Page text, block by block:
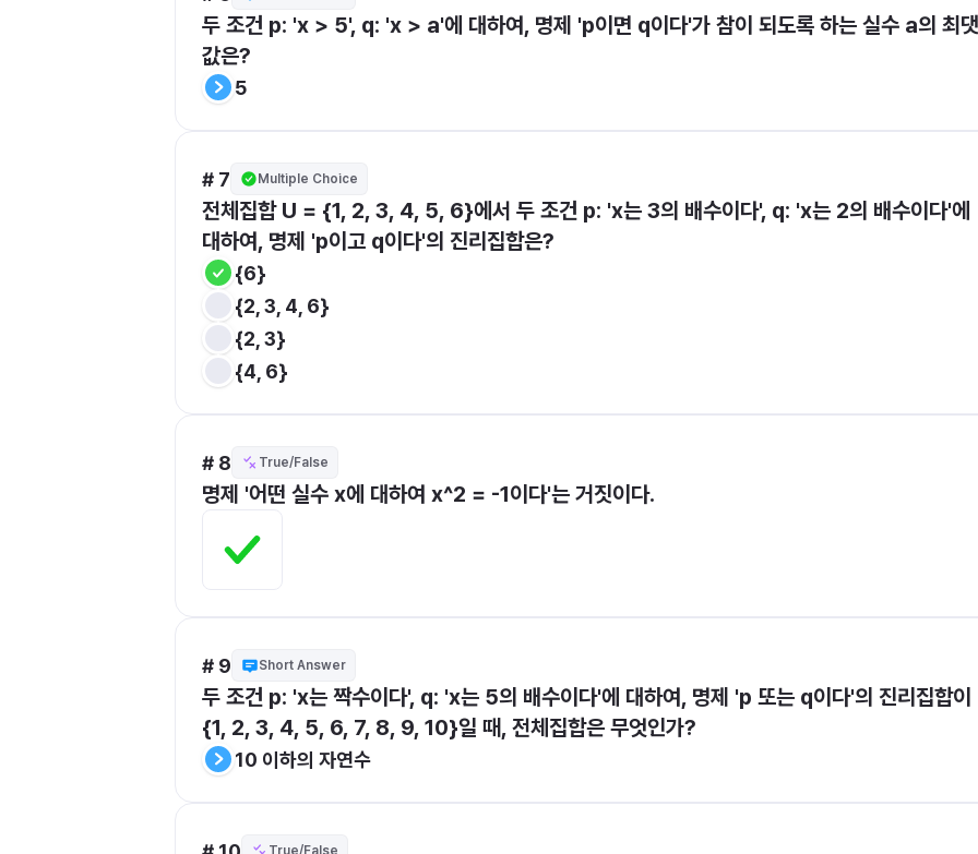
두 조건 p: 'x > 5', q: 'x > a'에 대하여, 명제 'p이면 q이다'가 참이 되도록 하는 실수 a의 최댓
값은?
5
# 7 Multiple Choice
전체집합 U = {1, 2, 3, 4, 5, 6}에서 두 조건 p: 'x는 3의 배수이다', q: 'x는 2의 배수이다'에
대하여, 명제 'p이고 q이다'의 진리집합은?
{6}
{2, 3, 4, 6}
{2, 3}
{4, 6}
# 8 True/False
명제 '어떤 실수 x에 대하여 x^2 = -1이다'는 거짓이다.
# 9 Short Answer
두 조건 p: 'x는 짝수이다', q: 'x는 5의 배수이다'에 대하여, 명제 'p 또는 q이다'의 진리집합이
{1, 2, 3, 4, 5, 6, 7, 8, 9, 10}일 때, 전체집합은 무엇인가?
10 이하의 자연수
True/False